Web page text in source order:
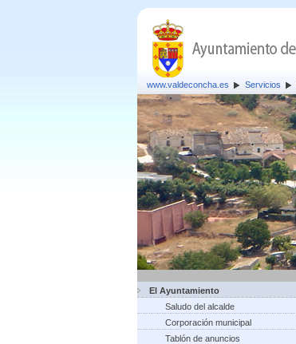
www.valdeconcha.es Servicios
El Ayuntamiento
Saludo del alcalde
Corporación municipal
Tablón de anuncios